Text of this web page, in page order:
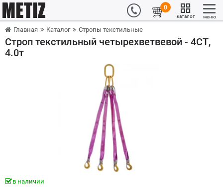
0
каталог меню
Главная Каталог Стропы текстильные
Строп текстильный четырехветвевой - 4СТ,
4.0т
в наличии